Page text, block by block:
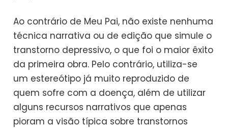
Ao contrário de Meu Pai, não existe nenhuma
técnica narrativa ou de edição que simule o
transtorno depressivo, o que foi o maior êxito
da primeira obra. Pelo contrário, utiliza-se
um estereótipo já muito reproduzido de
quem sofre com a doença, além de utilizar
alguns recursos narrativos que apenas
pioram a visão típica sobre transtornos